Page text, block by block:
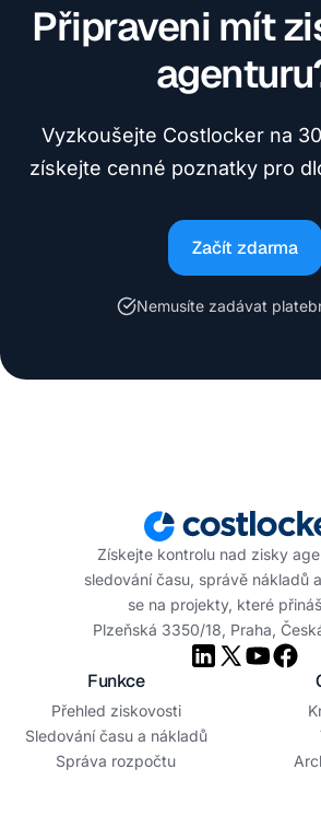
Připraveni mít
Vyzkoušejte Costlocker na
získejte cenné poznatky pro
Začít zdarma
Nemusíte zadávat
Získejte kontrolu nad zisky
sledování času, správě nákladů
se na projekty, které
Plzeňská 3350/18, Praha,
Funkce
Přehled ziskovosti
Sledování času a nákladů
Správa rozpočtu